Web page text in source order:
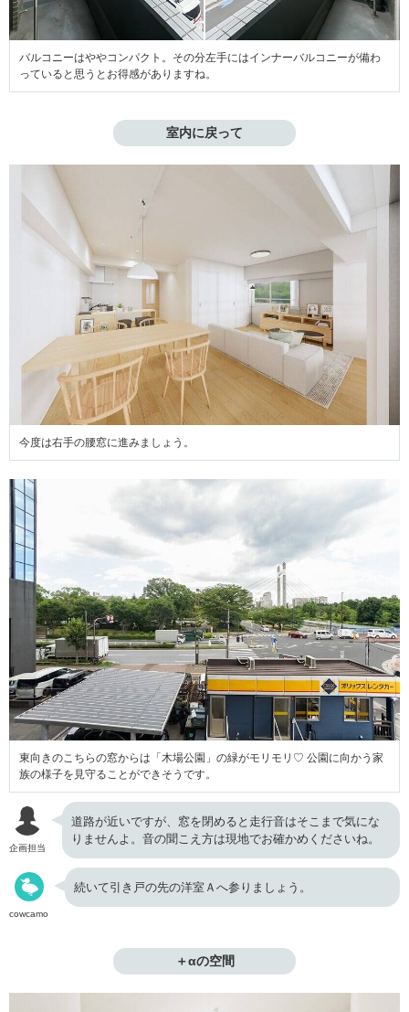
バルコニーはややコンパクト。その分左手にはインナーバルコニーが備わ
っていると思うとお得感がありますね。
室内に戻って
今度は右手の腰窓に進みましょう。
東向きのこちらの窓からは「木場公園」の緑がモリモリ♡ 公園に向かう家
族の様子を見守ることができそうです。
企画担当
道路が近いですが、窓を閉めると走行音はそこまで気にな
りませんよ。音の聞こえ方は現地でお確かめくださいね。
cowcamo
続いて引き戸の先の洋室Ａへ参りましょう。
＋αの空間